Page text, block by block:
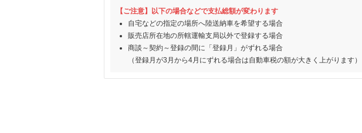
【ご注意】以下の場合などで支払総額が変わります
自宅などの指定の場所へ陸送納車を希望する場合
販売店所在地の所轄運輸支局以外で登録する場合
商談～契約～登録の間に「登録月」がずれる場合
（登録月が3月から4月にずれる場合は自動車税の額が大きく上がります）